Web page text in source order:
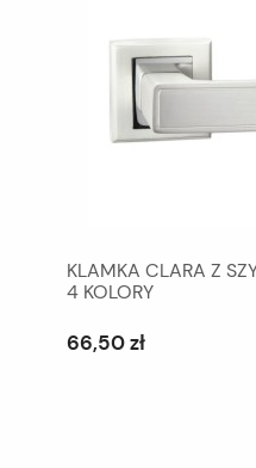
KLAMKA CLARA Z
4 KOLORY
66,50 zł